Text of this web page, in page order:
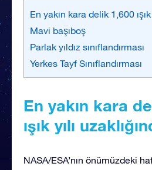
En yakın kara delik 1,600 ışık
Mavi başıboş
Parlak yıldız sınıflandırması
Yerkes Tayf Sınıflandırması
En yakın kara
ışık yılı
NASA/ESA’nın önümüzdeki